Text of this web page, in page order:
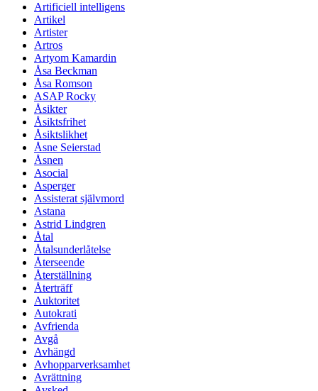
Artificiell intelligens
Artikel
Artister
Artros
Artyom Kamardin
Åsa Beckman
Åsa Romson
ASAP Rocky
Åsikter
Åsiktsfrihet
Åsiktslikhet
Åsne Seierstad
Åsnen
Asocial
Asperger
Assisterat självmord
Astana
Astrid Lindgren
Åtal
Åtalsunderlåtelse
Återseende
Återställning
Återträff
Auktoritet
Autokrati
Avfrienda
Avgå
Avhängd
Avhopparverksamhet
Avrättning